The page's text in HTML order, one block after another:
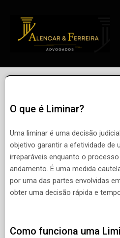
O que é Liminar?
Uma liminar é uma decisão
objetivo garantir a efetividade de
irreparáveis enquanto o
andamento. É uma medida
por uma das partes envolvidas
obter uma decisão rápida e
Como funciona uma